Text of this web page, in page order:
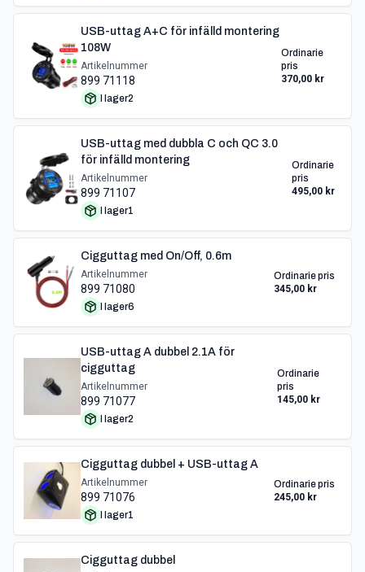
USB-uttag A+C för infälld montering
108W
Artikelnummer
899 71118
I lager2
Ordinarie
pris
370,00 kr
USB-uttag med dubbla C och QC 3.0
för infälld montering
Artikelnummer
899 71107
I lager1
Ordinarie
pris
495,00 kr
Cigguttag med On/Off, 0.6m
Artikelnummer
899 71080
I lager6
Ordinarie pris
345,00 kr
USB-uttag A dubbel 2.1A för
cigguttag
Artikelnummer
899 71077
I lager2
Ordinarie
pris
145,00 kr
Cigguttag dubbel + USB-uttag A
Artikelnummer
899 71076
I lager1
Ordinarie pris
245,00 kr
Cigguttag dubbel